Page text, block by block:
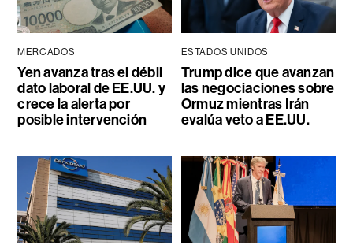
MERCADOS
Yen avanza tras el débil
dato laboral de EE.UU. y
crece la alerta por
posible intervención
ESTADOS UNIDOS
Trump dice que avanzan
las negociaciones sobre
Ormuz mientras Irán
evalúa veto a EE.UU.